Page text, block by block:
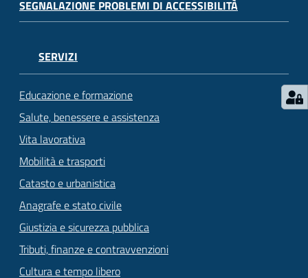
SEGNALAZIONE PROBLEMI DI ACCESSIBILITÀ
SERVIZI
Educazione e formazione
Salute, benessere e assistenza
Vita lavorativa
Mobilità e trasporti
Catasto e urbanistica
Anagrafe e stato civile
Giustizia e sicurezza pubblica
Tributi, finanze e contravvenzioni
Cultura e tempo libero